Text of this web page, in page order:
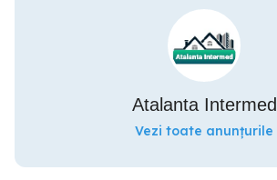
Atalanta Intermed
Vezi toate anunțurile